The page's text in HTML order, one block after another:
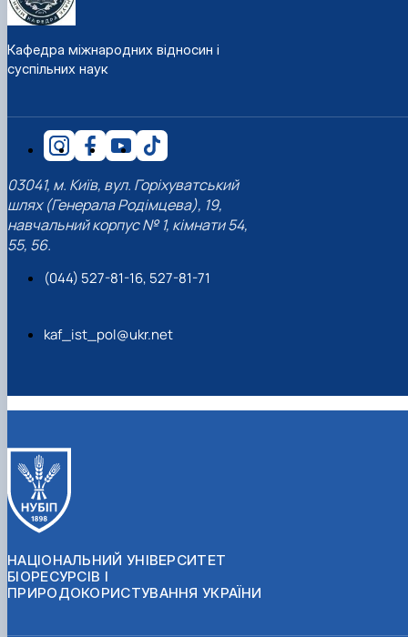
Кафедра міжнародних відносин і
суспільних наук
03041, м. Київ, вул. Горіхуватський
шлях (Генерала Родімцева), 19,
навчальний корпус № 1, кімнати 54,
55, 56.
(044) 527-81-16, 527-81-71
kaf_ist_pol@ukr.net
НАЦІОНАЛЬНИЙ УНІВЕРСИТЕТ
БІОРЕСУРСІВ І
ПРИРОДОКОРИСТУВАННЯ УКРАЇНИ